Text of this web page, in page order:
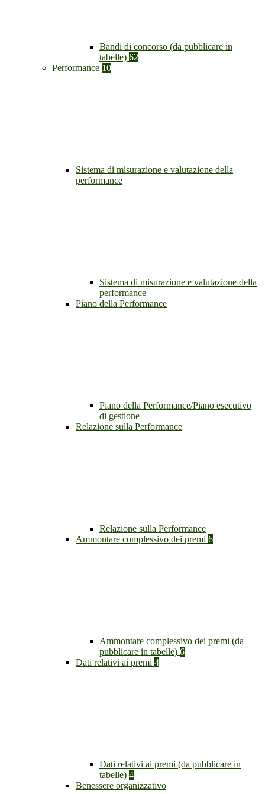
Bandi di concorso (da pubblicare in
tabelle) 62
Performance 10
Sistema di misurazione e valutazione della
performance
Sistema di misurazione e valutazione della
performance
Piano della Performance
Piano della Performance/Piano esecutivo
di gestione
Relazione sulla Performance
Relazione sulla Performance
Ammontare complessivo dei premi 6
Ammontare complessivo dei premi (da
pubblicare in tabelle) 6
Dati relativi ai premi 4
Dati relativi ai premi (da pubblicare in
tabelle) 4
Benessere organizzativo